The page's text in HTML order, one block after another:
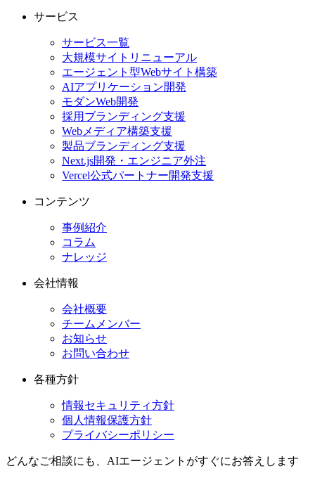
サービス
サービス一覧
大規模サイトリニューアル
エージェント型Webサイト構築
AIアプリケーション開発
モダンWeb開発
採用ブランディング支援
Webメディア構築支援
製品ブランディング支援
Next.js開発・エンジニア外注
Vercel公式パートナー開発支援
コンテンツ
事例紹介
コラム
ナレッジ
会社情報
会社概要
チームメンバー
お知らせ
お問い合わせ
各種方針
情報セキュリティ方針
個人情報保護方針
プライバシーポリシー
どんなご相談にも、 AIエージェントがすぐにお答えします